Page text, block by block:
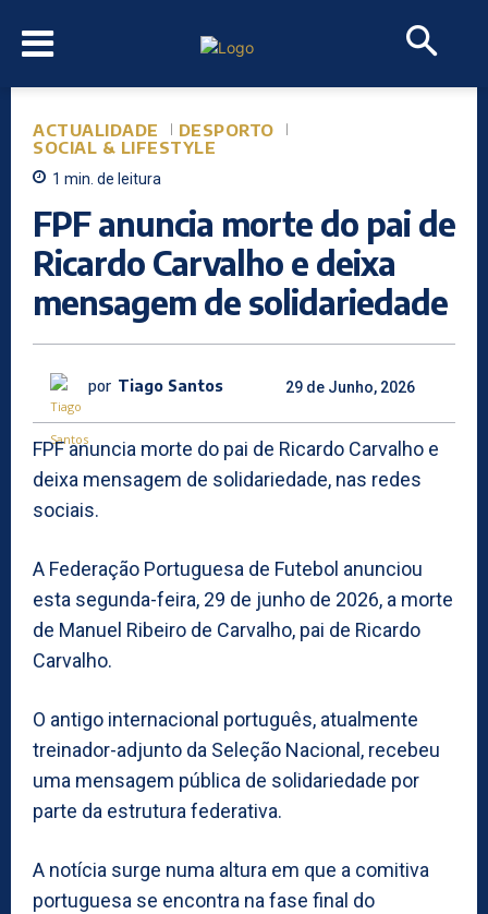
ACTUALIDADE
DESPORTO
SOCIAL & LIFESTYLE
1 min. de leitura
FPF anuncia morte do pai de
Ricardo Carvalho e deixa
mensagem de solidariedade
por Tiago Santos 29 de Junho, 2026
FPF anuncia morte do pai de Ricardo Carvalho e
deixa mensagem de solidariedade, nas redes
sociais.
A Federação Portuguesa de Futebol anunciou
esta segunda-feira, 29 de junho de 2026, a morte
de Manuel Ribeiro de Carvalho, pai de Ricardo
Carvalho.
O antigo internacional português, atualmente
treinador-adjunto da Seleção Nacional, recebeu
uma mensagem pública de solidariedade por
parte da estrutura federativa.
A notícia surge numa altura em que a comitiva
portuguesa se encontra na fase final do